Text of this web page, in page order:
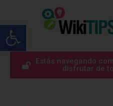
Abrir barra
Estás navegando
disfrutar de